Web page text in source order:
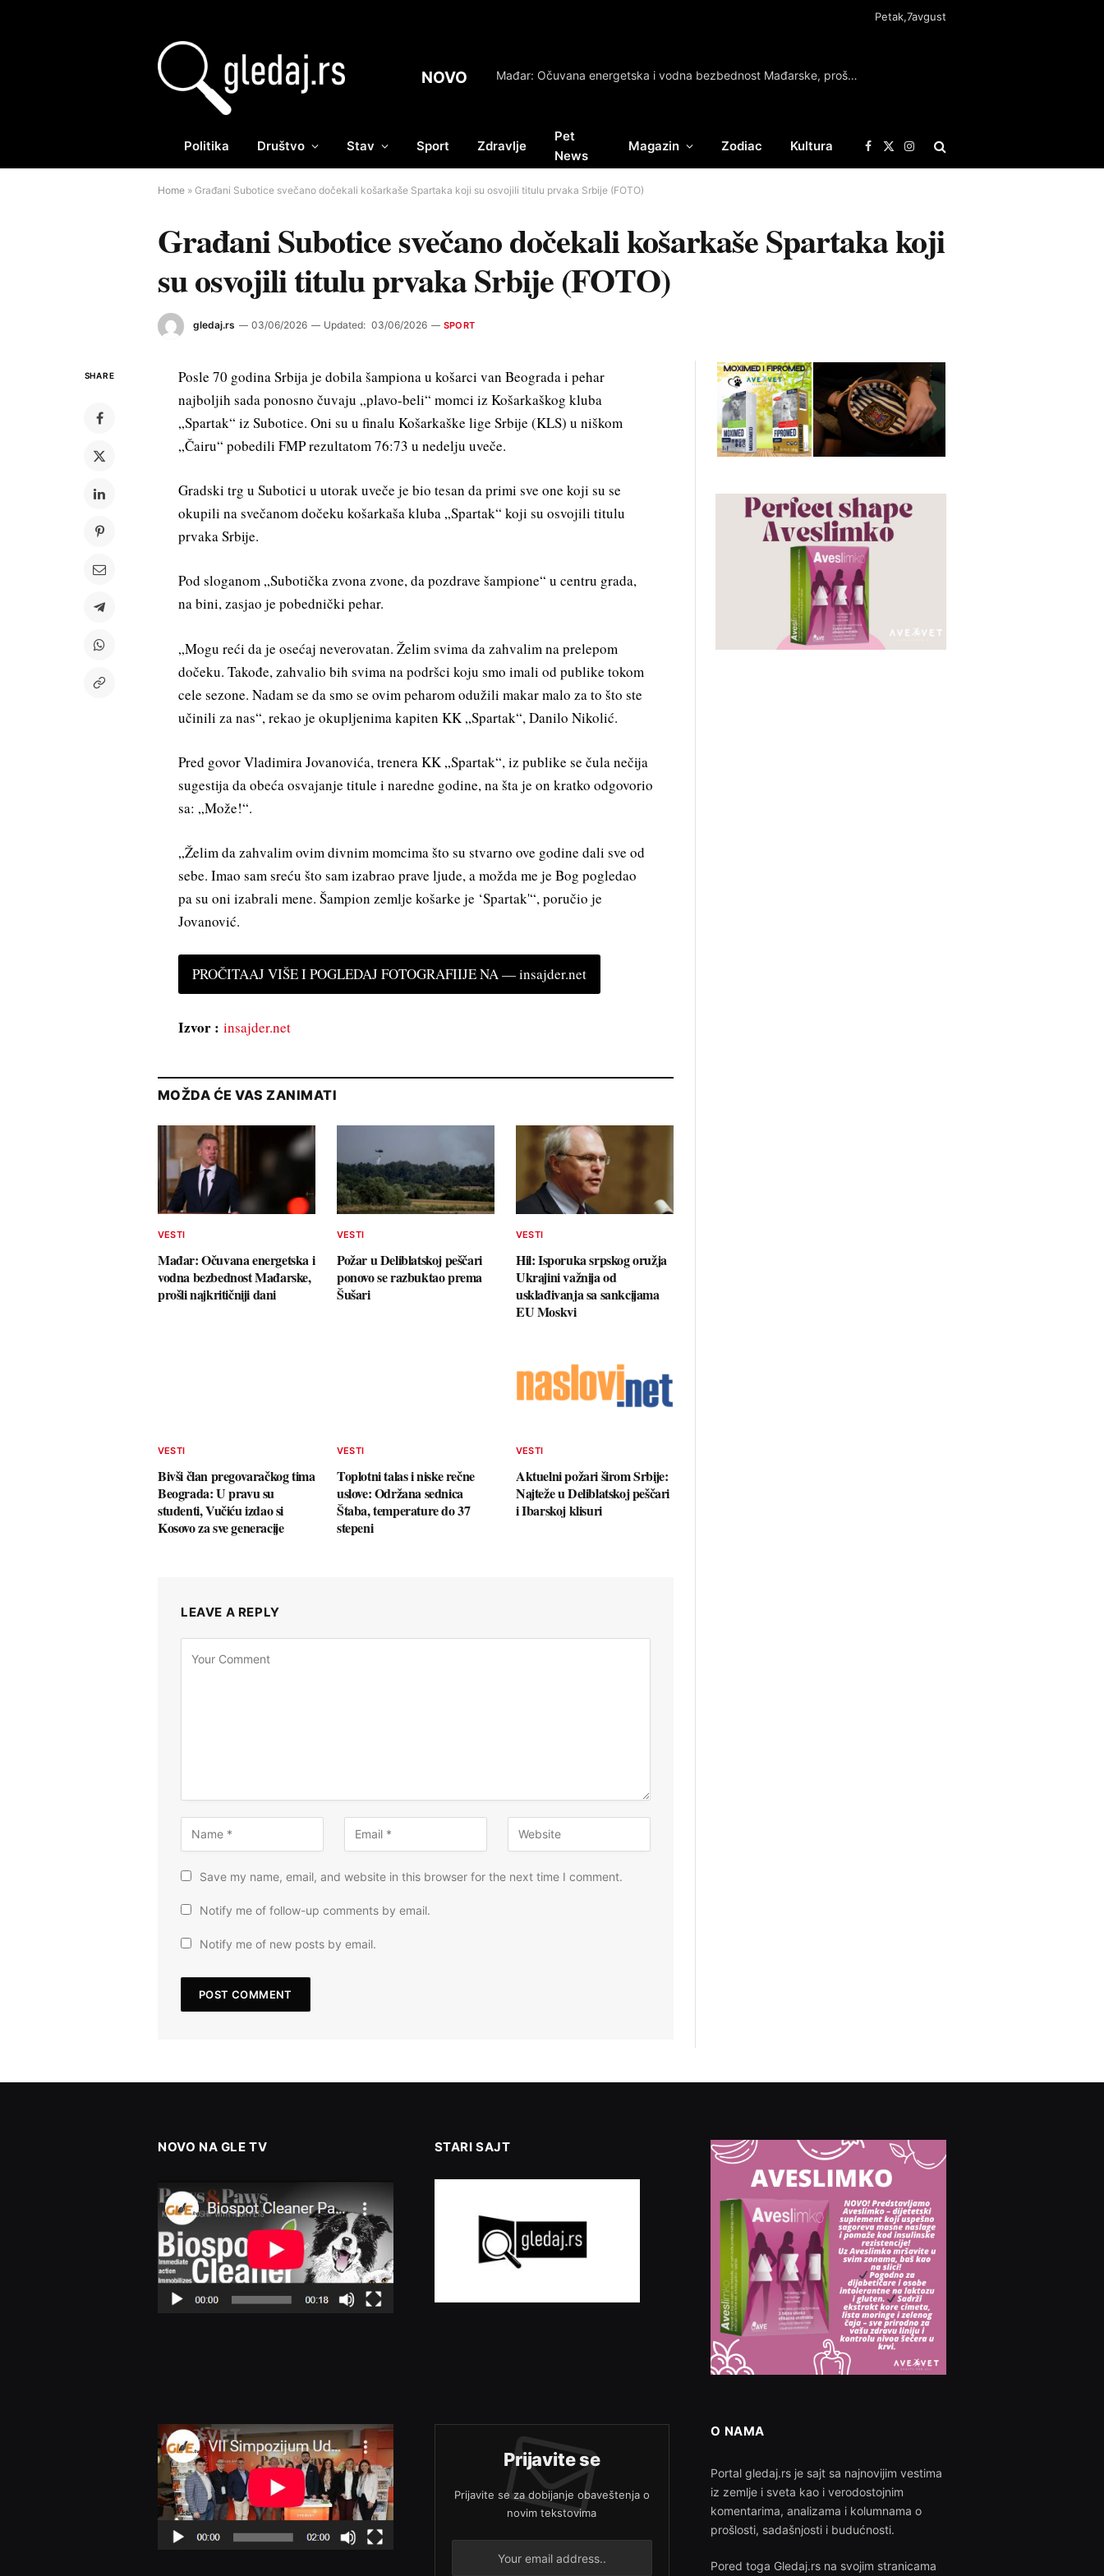
Petak,7avgust
NOVO Mađar: Očuvana energetska i vodna bezbednost Mađarske, prošli najkritičniji dani
Politika Društvo Stav Sport Zdravlje
Pet
News
Magazin Zodiac Kultura Facebook
X
(Twitter)
Instagram
Home » Građani Subotice svečano dočekali košarkaše Spartaka koji su osvojili titulu prvaka Srbije (FOTO)
Građani Subotice svečano dočekali košarkaše Spartaka koji
su osvojili titulu prvaka Srbije (FOTO)
gledaj.rs 03/06/2026 Updated: 03/06/2026 SPORT
SHARE
Posle 70 godina Srbija je dobila šampiona u košarci van Beograda i pehar
najboljih sada ponosno čuvaju „plavo-beli“ momci iz Košarkaškog kluba
„Spartak“ iz Subotice. Oni su u finalu Košarkaške lige Srbije (KLS) u niškom
„Čairu“ pobedili FMP rezultatom 76:73 u nedelju uveče.
Gradski trg u Subotici u utorak uveče je bio tesan da primi sve one koji su se
okupili na svečanom dočeku košarkaša kluba „Spartak“ koji su osvojili titulu
prvaka Srbije.
Pod sloganom „Subotička zvona zvone, da pozdrave šampione“ u centru grada,
na bini, zasjao je pobednički pehar.
„Mogu reći da je osećaj neverovatan. Želim svima da zahvalim na prelepom
dočeku. Takođe, zahvalio bih svima na podršci koju smo imali od publike tokom
cele sezone. Nadam se da smo se ovim peharom odužili makar malo za to što ste
učinili za nas“, rekao je okupljenima kapiten KK „Spartak“, Danilo Nikolić.
Pred govor Vladimira Jovanovića, trenera KK „Spartak“, iz publike se čula nečija
sugestija da obeća osvajanje titule i naredne godine, na šta je on kratko odgovorio
sa: „Može!“.
„Želim da zahvalim ovim divnim momcima što su stvarno ove godine dali sve od
sebe. Imao sam sreću što sam izabrao prave ljude, a možda me je Bog pogledao
pa su oni izabrali mene. Šampion zemlje košarke je ‘Spartak'“, poručio je
Jovanović.
PROČITAAJ VIŠE I POGLEDAJ FOTOGRAFIIJE NA — insajder.net
Izvor : insajder.net
MOŽDA ĆE VAS ZANIMATI
VESTI
Mađar: Očuvana energetska i
vodna bezbednost Mađarske,
prošli najkritičniji dani
VESTI
Požar u Deliblatskoj peščari
ponovo se razbuktao prema
Šušari
VESTI
Hil: Isporuka srpskog oružja
Ukrajini važnija od
usklađivanja sa sankcijama
EU Moskvi
VESTI
Bivši član pregovaračkog tima
Beograda: U pravu su
studenti, Vučiću izdao si
Kosovo za sve generacije
VESTI
Toplotni talas i niske rečne
uslove: Održana sednica
Štaba, temperature do 37
stepeni
VESTI
Aktuelni požari širom Srbije:
Najteže u Deliblatskoj peščari
i Ibarskoj klisuri
LEAVE A REPLY
Save my name, email, and website in this browser for the next time I comment.
Notify me of follow-up comments by email.
Notify me of new posts by email.
NOVO NA GLE TV STARI SAJT
Prijavite se
Prijavite se za dobijanje obaveštenja o
novim tekstovima
O NAMA
Portal gledaj.rs je sajt sa najnovijim vestima
iz zemlje i sveta kao i verodostojnim
komentarima, analizama i kolumnama o
prošlosti, sadašnjosti i budućnosti.
Pored toga Gledaj.rs na svojim stranicama